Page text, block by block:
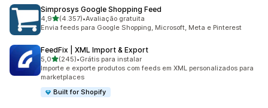
Simprosys Google Shopping Feed
4,9de 5 estrelas
(4.357)
4357 avaliações ao todo
•Avaliação gratuita
Envia feeds para Google Shopping, Microsoft, Meta e Pinterest
FeedFix | XML Import & Export
5,0de 5 estrelas
(245)
245 avaliações ao todo
•Grátis para instalar
Importe e exporte produtos com feeds em XML personalizados para
marketplaces
Built for Shopify